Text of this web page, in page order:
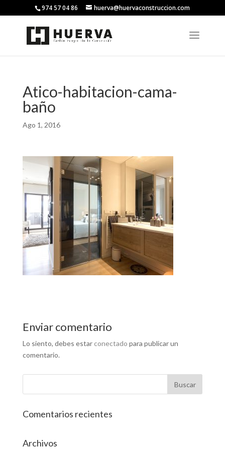
974 57 04 86 huerva@huervaconstruccion.com
Atico-habitacion-cama-
baño
Ago 1, 2016
Enviar comentario
Lo siento, debes estarconectado para publicar un
comentario.
Comentarios recientes
Archivos